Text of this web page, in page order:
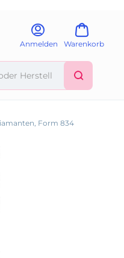
Anmelden Warenkorb
Form 834